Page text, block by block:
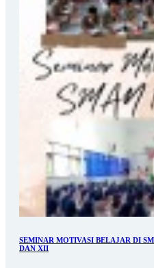
SEMINAR MOTIVASI BELAJAR DI
DAN XII